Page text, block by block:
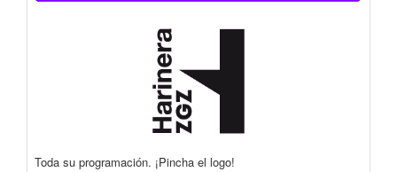
Toda su programación. ¡Pincha el logo!